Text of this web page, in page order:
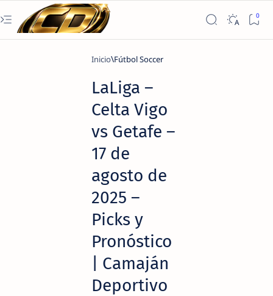
Inicio Fútbol Soccer
LaLiga –
Celta Vigo
vs Getafe –
17 de
agosto de
2025 –
Picks y
Pronóstico
| Camaján
Deportivo